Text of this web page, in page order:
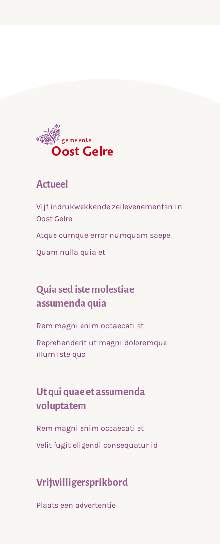
Actueel
Vijf indrukwekkende zeilevenementen in
Oost Gelre
Atque cumque error numquam saepe
Quam nulla quia et
Quia sed iste molestiae
assumenda quia
Rem magni enim occaecati et
Reprehenderit ut magni doloremque
illum iste quo
Ut qui quae et assumenda
voluptatem
Rem magni enim occaecati et
Velit fugit eligendi consequatur id
Vrijwilligersprikbord
Plaats een advertentie